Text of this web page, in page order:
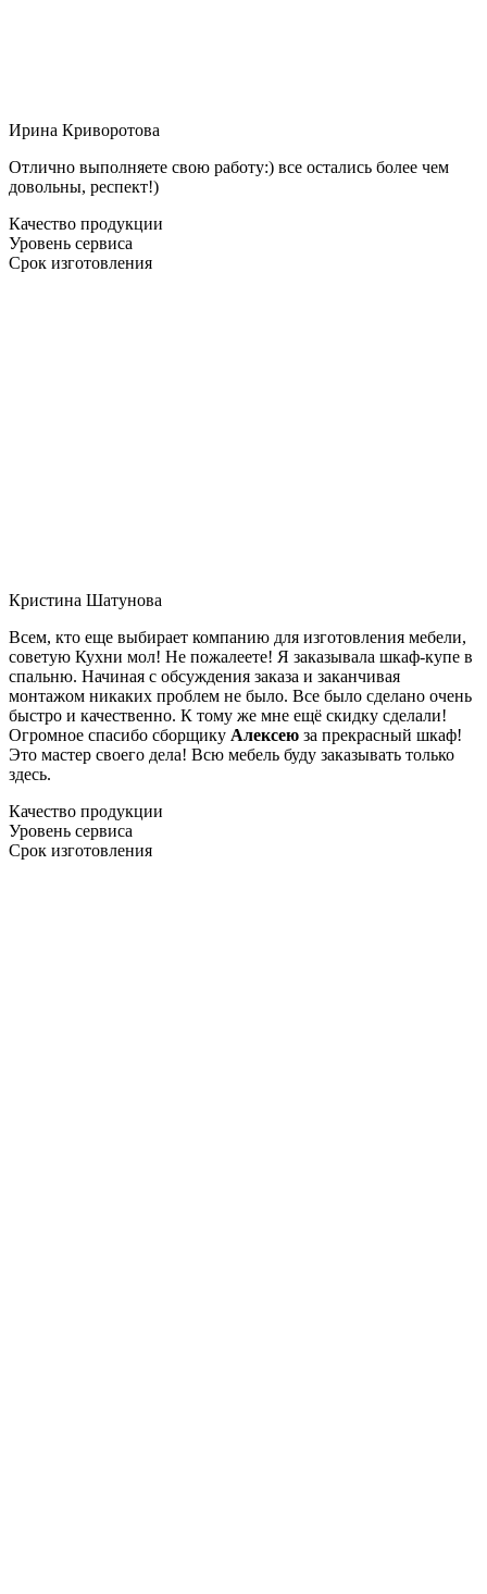
Ирина Криворотова
Отлично выполняете свою работу:) все остались более чем
довольны, респект!)
Качество продукции
Уровень сервиса
Срок изготовления
Кристина Шатунова
Всем, кто еще выбирает компанию для изготовления мебели,
советую Кухни мол! Не пожалеете! Я заказывала шкаф-купе в
спальню. Начиная с обсуждения заказа и заканчивая
монтажом никаких проблем не было. Все было сделано очень
быстро и качественно. К тому же мне ещё скидку сделали!
Огромное спасибо сборщику Алексею за прекрасный шкаф!
Это мастер своего дела! Всю мебель буду заказывать только
здесь.
Качество продукции
Уровень сервиса
Срок изготовления